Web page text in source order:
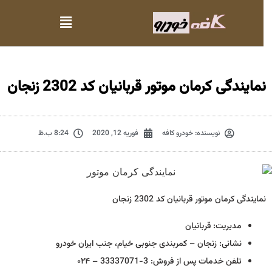
نمایندگی کرمان موتور قربانیان کد 2302 زنجان
نویسنده:خودرو کافه فوریه 12, 2020 8:24 ب.ظ
نمایندگی کرمان موتور قربانیان کد 2302 زنجان
مدیریت: قربانیان
نشانی: زنجان – کمربندی جنوبی خیام، جنب ایران خودرو
تلفن خدمات پس از فروش: 3-33337071 – ۰۲۴